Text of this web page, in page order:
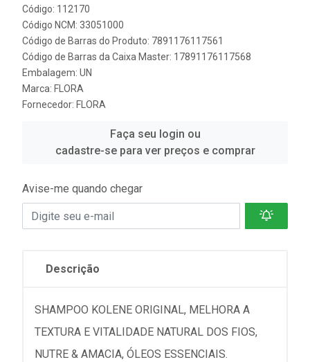
Código: 112170
Código NCM: 33051000
Código de Barras do Produto: 7891176117561
Código de Barras da Caixa Master: 17891176117568
Embalagem: UN
Marca: FLORA
Fornecedor: FLORA
Faça seu login ou
cadastre-se para ver preços e comprar
Avise-me quando chegar
Descrição
SHAMPOO KOLENE ORIGINAL, MELHORA A
TEXTURA E VITALIDADE NATURAL DOS FIOS,
NUTRE & AMACIA, ÓLEOS ESSENCIAIS.